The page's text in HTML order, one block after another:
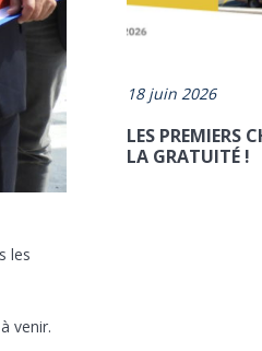
les
venir.
18 juin 2026
LES PREMIERS
LA GRATUITÉ !